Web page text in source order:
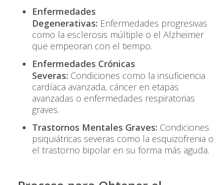
Enfermedades
Degenerativas: Enfermedades progresivas
como la esclerosis múltiple o el Alzheimer
que empeoran con el tiempo.
Enfermedades Crónicas
Severas: Condiciones como la insuficiencia
cardíaca avanzada, cáncer en etapas
avanzadas o enfermedades respiratorias
graves.
Trastornos Mentales Graves: Condiciones
psiquiátricas severas como la esquizofrenia o
el trastorno bipolar en su forma más aguda.